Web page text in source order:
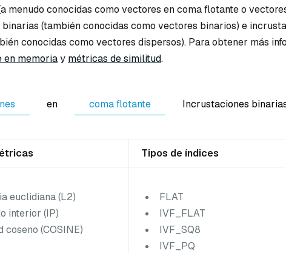
menudo conocidas como vectores en coma flotante o
(también conocidas como vectores binarios) e
conocidas como vectores dispersos). Para obtener más
en memoriay métricas de similitud.
en coma flotante Incrustaciones
Tipos de índices
euclidiana (L2)
interior (IP)
coseno (COSINE)
FLAT
IVF_FLAT
IVF_SQ8
IVF_PQ